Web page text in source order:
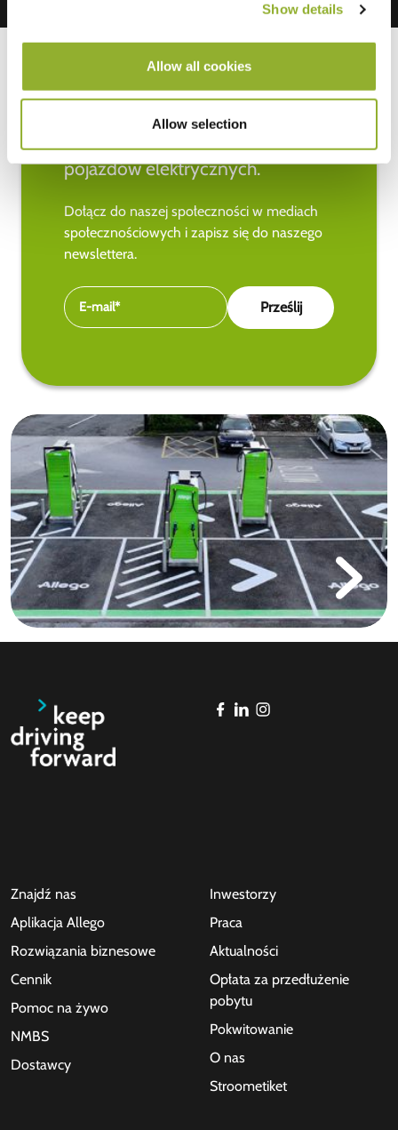
Show details
Allow all cookies
Allow selection
Bądź na bieżąco z najnowszymi
wiadomościami na temat
pojazdów elektrycznych.
Dołącz do naszej społeczności w mediach
społecznościowych i zapisz się do naszego
newslettera.
Znajdź nas
Aplikacja Allego
Rozwiązania biznesowe
Cennik
Pomoc na żywo
NMBS
Dostawcy
Inwestorzy
Praca
Aktualności
Opłata za przedłużenie
pobytu
Pokwitowanie
O nas
Stroometiket